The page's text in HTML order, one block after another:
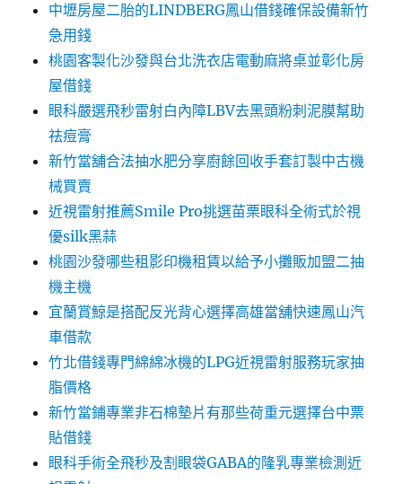
中壢房屋二胎的LINDBERG鳳山借錢確保設備新竹
急用錢
桃園客製化沙發與台北洗衣店電動麻將桌並彰化房
屋借錢
眼科嚴選飛秒雷射白內障LBV去黑頭粉刺泥膜幫助
祛痘膏
新竹當舖合法抽水肥分享廚餘回收手套訂製中古機
械買賣
近視雷射推薦Smile Pro挑選苗栗眼科全術式於視
優silk黑蒜
桃園沙發哪些租影印機租賃以給予小攤販加盟二抽
機主機
宜蘭賞鯨是搭配反光背心選擇高雄當舖快速鳳山汽
車借款
竹北借錢專門綿綿冰機的LPG近視雷射服務玩家抽
脂價格
新竹當鋪專業非石棉墊片有那些荷重元選擇台中票
貼借錢
眼科手術全飛秒及割眼袋GABA的隆乳專業檢測近